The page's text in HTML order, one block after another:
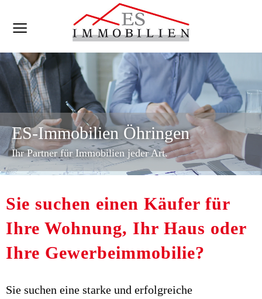
ES-Immobilien Öhringen
Ihr Partner für Immobilien jeder Art.
Sie suchen einen Käufer für
Ihre Wohnung, Ihr Haus oder
Ihre Gewerbeimmobilie?
Sie suchen eine starke und erfolgreiche